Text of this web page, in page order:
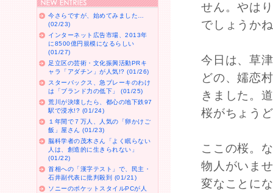
せん。やは
でしょうか
今日は、草
どの、嬬恋
きました。
桜がちょう
ここの桜。
物人がいま
変なことに
今さらですが、始めてみました…
(02/23)
インターネット広告市場、2013年
に8500億円規模になるらしい
(01/27)
足立区の芸術・文化振興活動PRキ
ャラ「アダチン」が人気!? (01/26)
スターバックス、急ブレーキのわけ
は「ブランド力の低下」 (01/25)
荒川が決壊したら、都心の地下鉄97
駅で浸水!? (01/24)
１年間で７万人、人気の「卵かけご
飯」屋さん (01/23)
脳科学者の茂木さん「よく眠らない
人は、創造的に生きられない」
(01/22)
首相への「漢字テスト」で、民主・
石井副代表に批判殺到 (01/21)
ソニーのポケットスタイルPCが人